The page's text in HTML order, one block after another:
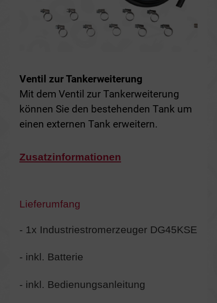
Ventil zur Tankerweiterung
Mit dem Ventil zur Tankerweiterung
können Sie den bestehenden Tank um
einen externen Tank erweitern.
Zusatzinformationen
Lieferumfang
- 1x Industriestromerzeuger DG45KSE
- inkl. Batterie
- inkl. Bedienungsanleitung